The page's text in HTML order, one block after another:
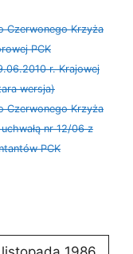
Czerwonego Krzyża
PCK
r. Krajowej
wersja)
Czerwonego Krzyża
nr 12/06 z
PCK